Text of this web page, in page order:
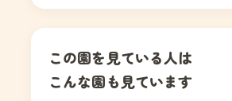
この園を見ている人は
こんな園も見ています